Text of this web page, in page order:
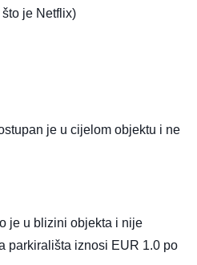
je Netflix)
je u cijelom objektu i ne
je u blizini objekta i nije
parkirališta iznosi EUR 1.0 po